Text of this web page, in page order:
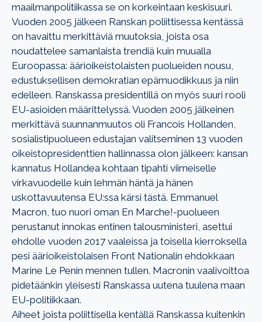
maailmanpolitiikassa se on korkeintaan keskisuuri.
Vuoden 2005 jälkeen Ranskan poliittisessa kentässä
on havaittu merkittäviä muutoksia, joista osa
noudattelee samanlaista trendiä kuin muualla
Euroopassa: äärioikeistolaisten puolueiden nousu,
edustuksellisen demokratian epämuodikkuus ja niin
edelleen. Ranskassa presidentillä on myös suuri rooli
EU-asioiden määrittelyssä. Vuoden 2005 jälkeinen
merkittävä suunnanmuutos oli Francois Hollanden,
sosialistipuolueen edustajan valitseminen 13 vuoden
oikeistopresidenttien hallinnassa olon jälkeen: kansan
kannatus Hollandea kohtaan tipahti viimeiselle
virkavuodelle kuin lehmän häntä ja hänen
uskottavuutensa EU:ssa kärsi tästä. Emmanuel
Macron, tuo nuori oman En Marche!-puolueen
perustanut innokas entinen talousministeri, asettui
ehdolle vuoden 2017 vaaleissa ja toisella kierroksella
pesi äärioikeistolaisen Front Nationalin ehdokkaan
Marine Le Penin mennen tullen. Macronin vaalivoittoa
pidetäänkin yleisesti Ranskassa uutena tuulena maan
EU-politiikkaan.
Aiheet joista poliittisella kentällä Ranskassa kuitenkin